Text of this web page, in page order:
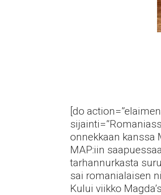
[do
onnekkaan kanssa
MAP:iin
tarhannurkasta
sai romanialaisen
Kului viikko